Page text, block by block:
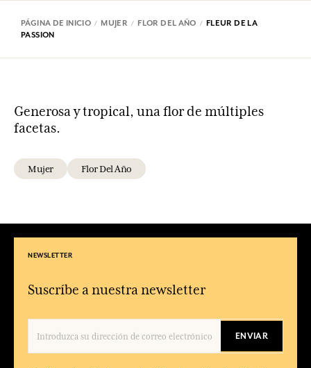
PÁGINA DE INICIO MUJER FLOR DEL AÑO
FLEUR DE LA
PASSION
Generosa y tropical, una flor de múltiples
facetas.
Mujer Flor Del Año
NEWSLETTER
Suscríbe a nuestra newsletter
ENVIAR